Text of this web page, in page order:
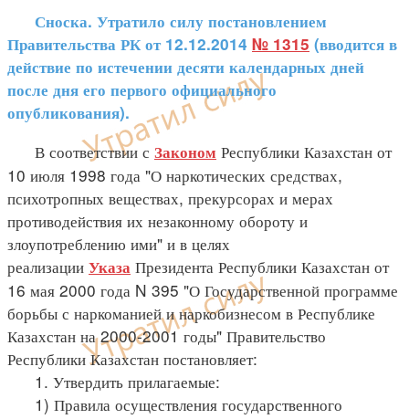
Сноска. Утратило силу постановлением
Правительства РК от 12.12.2014 № 1315 (вводится в
действие по истечении десяти календарных дней
после дня его первого официального
опубликования).
В соответствии с Законом Республики Казахстан от
10 июля 1998 года "О наркотических средствах,
психотропных веществах, прекурсорах и мерах
противодействия их незаконному обороту и
злоупотреблению ими" и в целях
реализации Указа Президента Республики Казахстан от
16 мая 2000 года N 395 "О Государственной программе
борьбы с наркоманией и наркобизнесом в Республике
Казахстан на 2000-2001 годы" Правительство
Республики Казахстан постановляет:
1. Утвердить прилагаемые:
1) Правила осуществления государственного